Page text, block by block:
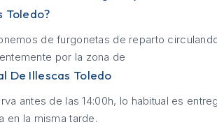
Toledo?
de furgonetas de reparto
por la zona de
De Illescas Toledo
antes de las 14:00h, lo habitual es
en la misma tarde.